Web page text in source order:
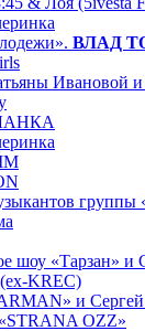
ВЛАД
Ивановой
шоу «Тарзан» и
KREC)
и
OZZ»